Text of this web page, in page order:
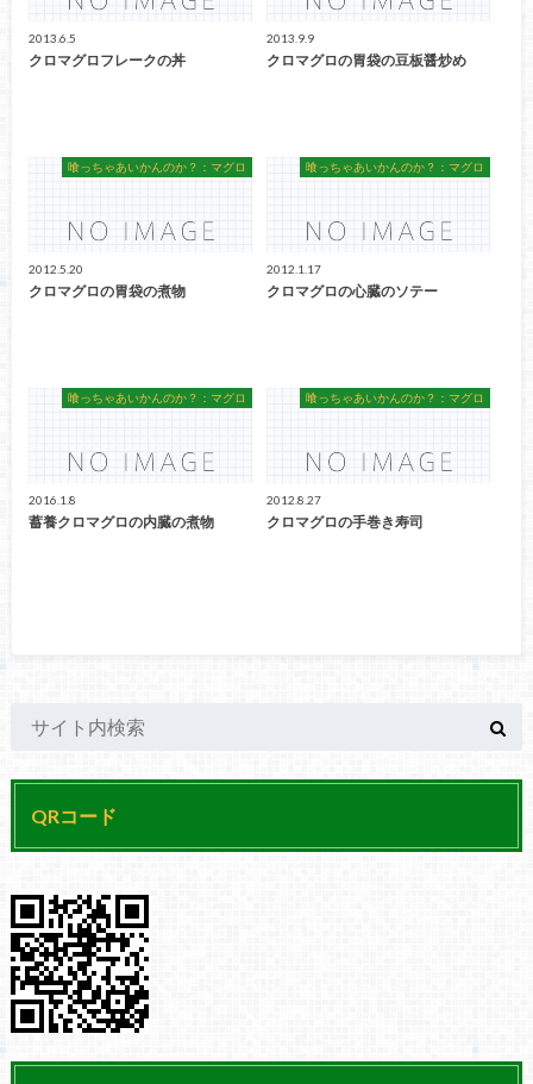
2013.6.5
クロマグロフレークの丼
2013.9.9
クロマグロの胃袋の豆板醤炒め
喰っちゃあいかんのか？：マグロ
2012.5.20
クロマグロの胃袋の煮物
喰っちゃあいかんのか？：マグロ
2012.1.17
クロマグロの心臓のソテー
喰っちゃあいかんのか？：マグロ
2016.1.8
蓄養クロマグロの内臓の煮物
喰っちゃあいかんのか？：マグロ
2012.8.27
クロマグロの手巻き寿司
QRコード